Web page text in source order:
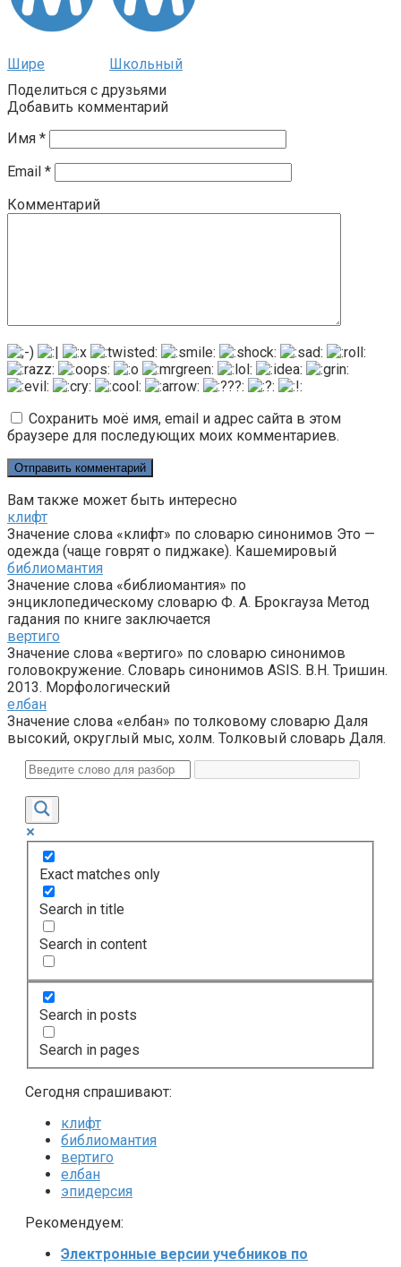
Шире
Школьный
Поделиться с друзьями
Добавить комментарий
Имя *
Email *
Комментарий
Сохранить моё имя, email и адрес сайта в этом
браузере для последующих моих комментариев.
Вам также может быть интересно
клифт
Значение слова «клифт» по словарю синонимов Это —
одежда (чаще говрят о пиджаке). Кашемировый
библиомантия
Значение слова «библиомантия» по
энциклопедическому словарю Ф. А. Брокгауза Метод
гадания по книге заключается
вертиго
Значение слова «вертиго» по словарю синонимов
головокружение. Словарь синонимов ASIS. В.Н. Тришин.
2013. Морфологический
елбан
Значение слова «елбан» по толковому словарю Даля
высокий, округлый мыс, холм. Толковый словарь Даля.
Exact matches only
Search in title
Search in content
Search in posts
Search in pages
Сегодня спрашивают:
клифт
библиомантия
вертиго
елбан
эпидерсия
Рекомендуем:
Электронные версии учебников по